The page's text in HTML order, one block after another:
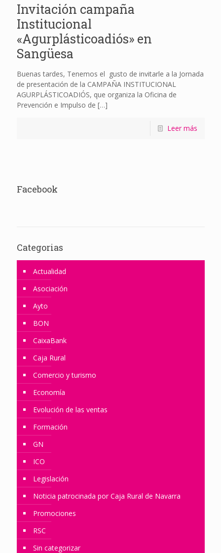
Invitación campaña
Institucional
«Agurplásticoadiós» en
Sangüesa
Buenas tardes, Tenemos el gusto de invitarle a la Jornada
de presentación de la CAMPAÑA INSTITUCIONAL
AGURPLÁSTICOADIÓS, que organiza la Oficina de
Prevención e Impulso de […]
Leer más
Facebook
Categorias
Actualidad
Asociación
Ayto
BON
CaixaBank
Caja Rural
Comercio y turismo
Economía
Evolución de las ventas
Formación
GN
ICO
Legislación
Noticia patrocinada por Caja Rural de Navarra
Promociones
RSC
Sin categorizar